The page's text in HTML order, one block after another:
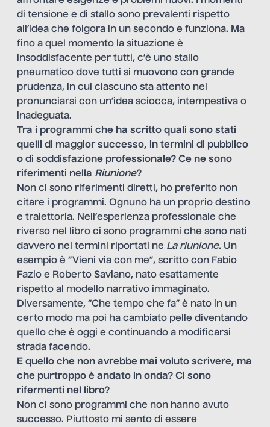
di tensione e di stallo sono prevalenti rispetto
all’idea che folgora in un secondo e funziona. Ma
fino a quel momento la situazione è
insoddisfacente per tutti, c’è uno stallo
pneumatico dove tutti si muovono con grande
prudenza, in cui ciascuno sta attento nel
pronunciarsi con un’idea sciocca, intempestiva o
inadeguata.
Tra i programmi che ha scritto quali sono stati
quelli di maggior successo, in termini di pubblico
o di soddisfazione professionale? Ce ne sono
riferimenti nella Riunione?
Non ci sono riferimenti diretti, ho preferito non
citare i programmi. Ognuno ha un proprio destino
e traiettoria. Nell’esperienza professionale che
riverso nel libro ci sono programmi che sono nati
davvero nei termini riportati ne La riunione. Un
esempio è “Vieni via con me”, scritto con Fabio
Fazio e Roberto Saviano, nato esattamente
rispetto al modello narrativo immaginato.
Diversamente, “Che tempo che fa” è nato in un
certo modo ma poi ha cambiato pelle diventando
quello che è oggi e continuando a modificarsi
strada facendo.
E quello che non avrebbe mai voluto scrivere, ma
che purtroppo è andato in onda? Ci sono
rifermenti nel libro?
Non ci sono programmi che non hanno avuto
successo. Piuttosto mi sento di essere